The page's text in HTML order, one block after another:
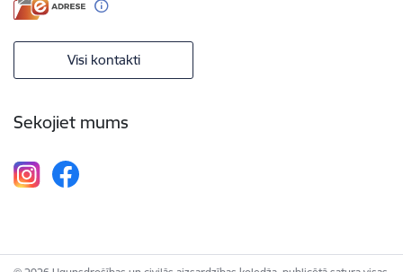
Visi kontakti
Sekojiet mums